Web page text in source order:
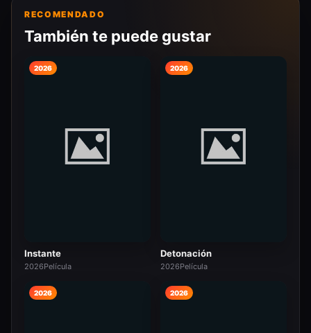
RECOMENDADO
También te puede gustar
2026
Instante
2026Película
2026
Detonación
2026Película
2026 2026